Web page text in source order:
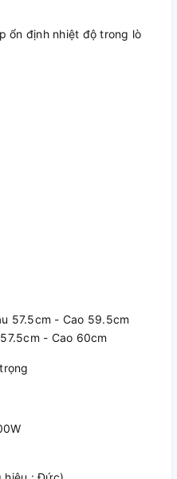
538.61.451
lại sự hài hòa, phù hợp
nhau. Chất liệu thép
chống mài mòn, ít bị
suất 3000W
có kích thước 56cm x
70 lít, cho phép bạn nướng
ổn định nhiệt độ trong lò
57.5cm - Cao 59.5cm
- Cao 60cm